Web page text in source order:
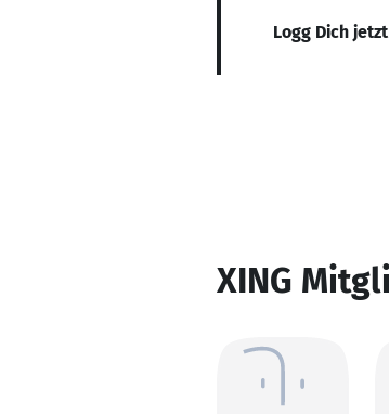
Logg Dich
XING